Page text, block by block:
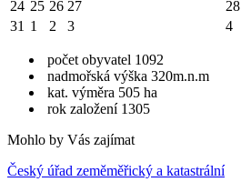
24 25 26 27 28
31 1 2 3 4
počet obyvatel 1092
nadmořská výška 320m.n.m
kat. výměra 505 ha
rok založení 1305
Mohlo by Vás zajímat
Český úřad zeměměřický a katastrální